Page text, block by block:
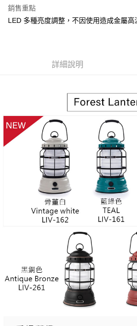
1.本服務由台灣大哥大提供，台灣大哥大用戶可
2.付款方式選擇「大哥付你分期」，訂單成立後
消。如遇「轉專審核」未通過狀況，表示未達
1.分期款項不併入電信帳單，「大哥付你分期
2.透過簡訊連結打開帳單後，可選擇「超商條
帳／街口支付／iPASS MONEY」等通路繳費。
【注意事項】
1.本服務係由「台灣大哥大股份有限公司」（
用戶於交易時，得透過本服務購買商品或服務
買賣價金債權讓與本公司後，依約使用本公司
2.基於同意付款使用「大哥付你分期」之契約
資料（包含姓名、電話或地址）提供予台灣大
由本公司與您本人進行分期帳單所需資料之確
3.完整用戶服務條款，請詳閱以下連結：https://
AFTEE先享後付
相關說明
１．簡單：不需註冊會員、不需綁卡、不需儲
２．便利：只要手機號碼，簡訊認證，即可結
１．於結帳方式選擇「AFTEE先享後付」後，
結帳頁面，進行簡訊認證並確認金額後，即可完
２．訂單成立數日內，您將收到繳費通知簡訊。
３．收到繳費通知簡訊後14天內，點擊此簡訊
ATM／網路銀行／等多元方式進行付款，方視
※ 請注意：結帳手續完成當下不需立刻繳費，
購買商品的店家。未經商家同意取消之訂單仍
後付繳納相關費用。
※ 交易是否成功請以「AFTEE先享後付 」之結
是否繳費成功／繳費後需取消欲退款等相關疑
客戶支援中心」https://
【注意事項】
１．透過由恩沛科技股份有限公司提供之「
易，需依本服務之必要範圍內提供個人資料，
權轉讓予恩沛科技股份有限公司。
２．關於個人資料處理事宜，請瀏覽以下網址：
https://aftee.tw/terms/#terms3
３．未成年的使用者請事先徵得法定代理人或
「AFTEE先享後付」，若未經同意申辦者引起
任。
４．使用「AFTEE先享後付」時，將依據個別
時審查核予不同之上限額度；若仍有額度不足
每筆NT$100，滿NT$799(含以上)免運費
付款後門市自取
免運費
每筆NT$130，滿NT$3,000(含以上)免運費
銷售重點
LED 多種亮度調整，不因使用造成金屬高
詳細說明